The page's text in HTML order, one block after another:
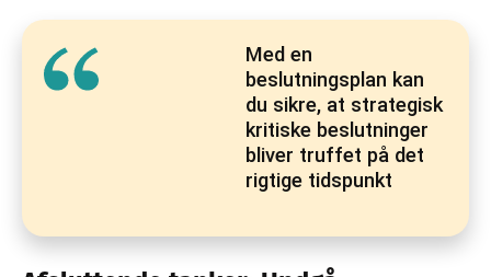
Med en
beslutningsplan kan
du sikre, at strategisk
kritiske beslutninger
bliver truffet på det
rigtige tidspunkt